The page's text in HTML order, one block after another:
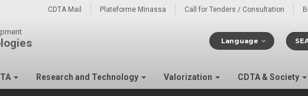
Call for Tenders / Consultation
Plateforme Minassa
CDTA Mail
Language
Research and Technology Valorization CDTA & Society